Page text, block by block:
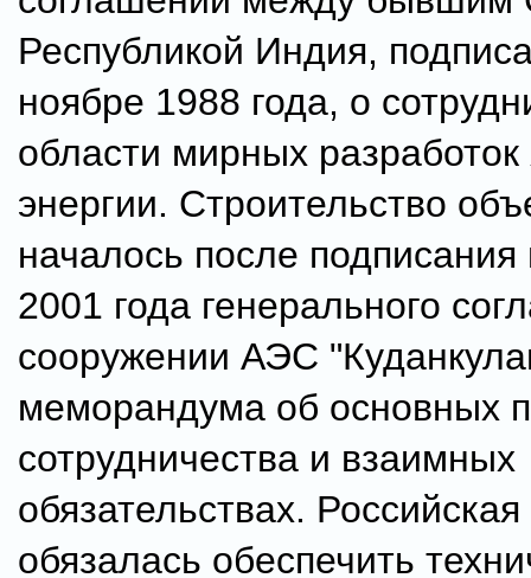
Республикой Индия,
ноябре 1988 года, о
области мирных
энергии. Строительство
началось после подписания
2001 года генерального
сооружении АЭС
меморандума об основных
сотрудничества и взаимных
обязательствах.
обязалась обеспечить